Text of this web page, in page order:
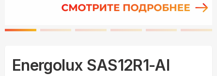
Energolux SAS12R1-AI